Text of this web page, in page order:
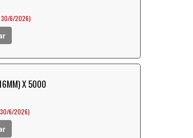
30/6/2026)
X 5000
6/2026)